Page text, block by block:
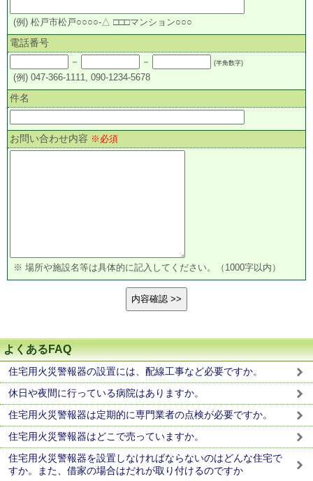
(例) 松戸市松戸○○○○-△ □□□マンション○○○
電話番号
－
－ (半角数字)
(例) 047-366-1111, 090-1234-5678
件名
お問い合わせ内容 ※必須
※ 場所や施設名等は具体的に記入してください。（1000字以内）
よくあるFAQ
住宅用火災警報器の設置には、配線工事など必要ですか。
休日や夜間に行っている病院はありますか。
住宅用火災警報器は定期的に専門業者の点検が必要ですか。
住宅用火災警報器はどこで売っていますか。
住宅用火災警報器を設置しなければならないのはどんな住宅で
すか。また、借家の場合はだれが取り付けるのですか